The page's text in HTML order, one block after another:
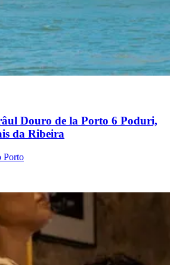
Douro de la Porto 6 Poduri,
da Ribeira
Porto